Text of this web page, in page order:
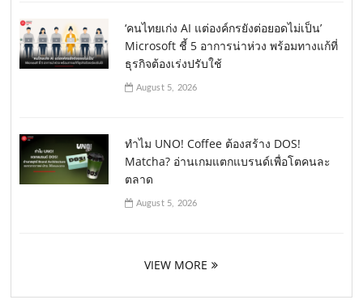
‘คนไทยเก่ง AI แต่องค์กรยังต่อยอดไม่เป็น’
Microsoft ชี้ 5 อาการน่าห่วง พร้อมทางแก้ที่
ธุรกิจต้องเร่งปรับใช้
August 5, 2026
ทำไม UNO! Coffee ต้องสร้าง DOS!
Matcha? อ่านเกมแตกแบรนด์เพื่อโตคนละ
ตลาด
August 5, 2026
VIEW MORE